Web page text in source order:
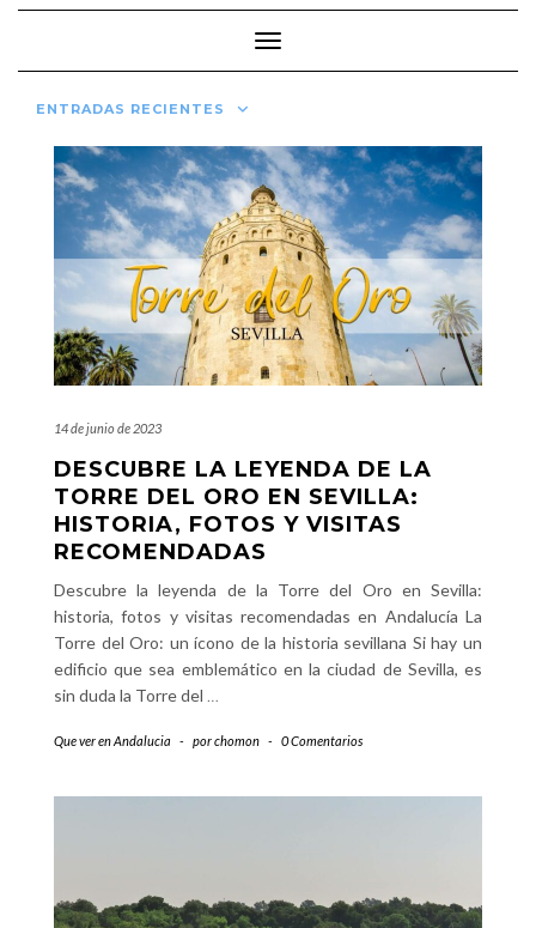
Cambiar modo de navegación
ENTRADAS RECIENTES
14 de junio de 2023
DESCUBRE LA LEYENDA DE LA
TORRE DEL ORO EN SEVILLA:
HISTORIA, FOTOS Y VISITAS
RECOMENDADAS
Descubre la leyenda de la Torre del Oro en Sevilla:
historia, fotos y visitas recomendadas en Andalucía La
Torre del Oro: un ícono de la historia sevillana Si hay un
edificio que sea emblemático en la ciudad de Sevilla, es
sin duda la Torre del …
Que ver en Andalucia - porchomon - 0 Comentarios